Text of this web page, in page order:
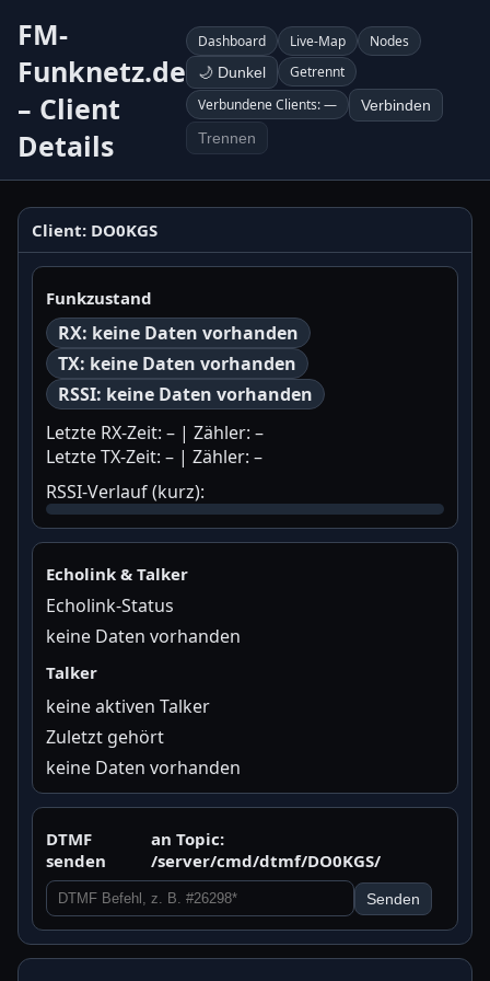
FM-
Funknetz.de
– Client
Details
Dashboard Live-Map Nodes
🌙 Dunkel
Getrennt
Verbundene Clients: —
Verbinden
Trennen
Client: DO0KGS
Funkzustand
RX: keine Daten vorhanden
TX: keine Daten vorhanden
RSSI: keine Daten vorhanden
Letzte RX-Zeit: – | Zähler: –
Letzte TX-Zeit: – | Zähler: –
RSSI-Verlauf (kurz):
Echolink & Talker
Echolink-Status
keine Daten vorhanden
Talker
keine aktiven Talker
Zuletzt gehört
keine Daten vorhanden
DTMF
senden
an Topic:
/server/cmd/dtmf/DO0KGS/
Senden